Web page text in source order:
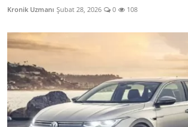
Kronik Uzmanı Şubat 28, 2026 0 108